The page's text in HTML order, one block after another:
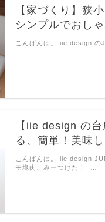
【家づくり】狭
シンプルでおし
こんばんは。 iie design の
【iie design の
る、簡単！美味
こんばんは。 iie design
モ塊肉、みーつけた！ …